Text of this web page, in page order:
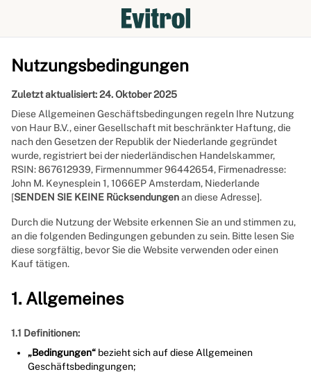
Nutzungsbedingungen
Zuletzt aktualisiert: 24. Oktober 2025
Diese Allgemeinen Geschäftsbedingungen regeln Ihre Nutzung
von Haur B.V., einer Gesellschaft mit beschränkter Haftung, die
nach den Gesetzen der Republik der Niederlande gegründet
wurde, registriert bei der niederländischen Handelskammer,
RSIN: 867612939, Firmennummer 96442654, Firmenadresse:
John M. Keynesplein 1, 1066EP Amsterdam, Niederlande
[SENDEN SIE KEINE Rücksendungenan diese Adresse].
Durch die Nutzung der Website erkennen Sie an und stimmen zu,
an die folgenden Bedingungen gebunden zu sein. Bitte lesen Sie
diese sorgfältig, bevor Sie die Website verwenden oder einen
Kauf tätigen.
1. Allgemeines
1.1 Definitionen:
„Bedingungen“ bezieht sich auf diese Allgemeinen
Geschäftsbedingungen;